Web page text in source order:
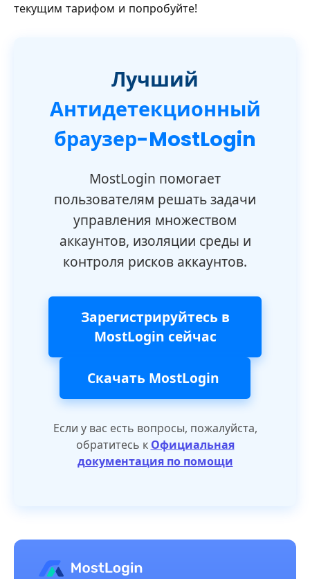
текущим тарифом и попробуйте!
Лучший
Антидетекционный
браузер-MostLogin
MostLogin помогает
пользователям решать задачи
управления множеством
аккаунтов, изоляции среды и
контроля рисков аккаунтов.
Зарегистрируйтесь в
MostLogin сейчас
Скачать MostLogin
Если у вас есть вопросы, пожалуйста,
обратитесь к Официальная
документация по помощи